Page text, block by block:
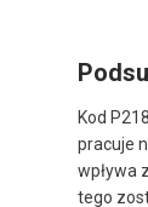
Kod
pracuje
wpływa
tego